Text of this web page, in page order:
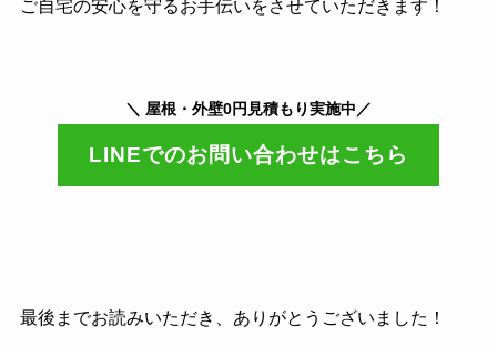
ご自宅の安心を守るお手伝いをさせていただきます！
＼ 屋根・外壁0円見積もり実施中／
LINEでのお問い合わせはこちら
最後までお読みいただき、ありがとうございました！